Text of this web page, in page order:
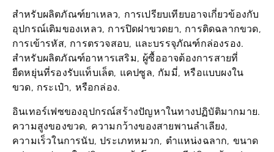
อุปกรณ์เติมของเหลว, การปิดฝาขวดยา, การติดฉลากขวด,
การเข้ารหัส, การตรวจสอบ, และบรรจุภัณฑ์กล่องรอง.
สำหรับผลิตภัณฑ์อาหารเสริม, ผู้ซื้ออาจต้องการสายที่
ยืดหยุ่นที่รองรับแท็บเล็ต, แคปซูล, กัมมี่, หรือแบบผงใน
ขวด, กระเป๋า, หรือกล่อง.
ความสูงของขวด, ความกว้างของสายพานลำเลียง,
ความเร็วในการนับ, ประเภทหมวก, ตำแหน่งฉลาก, ขนาด
กล่อง, รูปแบบใบปลิว, และเค้าโครงสถานีปฏิเสธล้วนส่งผล